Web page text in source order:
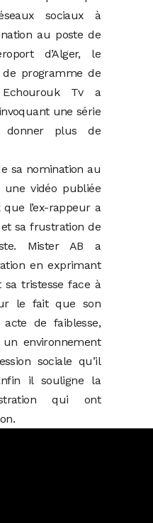
sociaux à
au poste de
d’Alger, le
programme de
Tv a
une série
donner plus de
sa nomination au
une vidéo publiée
l’ex-rappeur a
sa frustration de
Mister AB a
en exprimant
tristesse face à
le fait que son
de faiblesse,
environnement
sociale qu’il
il souligne la
qui ont